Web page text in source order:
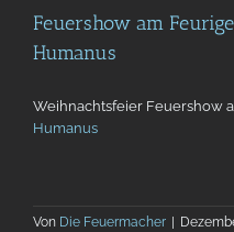
Feuershow am
Humanus
Weihnachtsfeier Feuershow
Humanus
Von Die Feuermacher |